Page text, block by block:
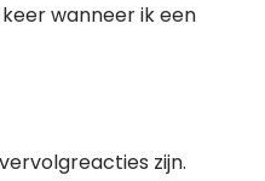
wanneer ik een
zijn.